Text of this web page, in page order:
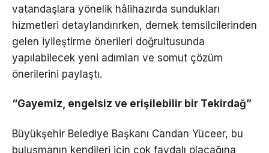
vatandaşlara yönelik hâlihazırda sundukları
hizmetleri detaylandırırken, dernek temsilcilerinden
gelen iyileştirme önerileri doğrultusunda
yapılabilecek yeni adımları ve somut çözüm
önerilerini paylaştı.
“Gayemiz, engelsiz ve erişilebilir bir Tekirdağ”
Büyükşehir Belediye Başkanı Candan Yüceer, bu
buluşmanın kendileri için çok faydalı olacağına